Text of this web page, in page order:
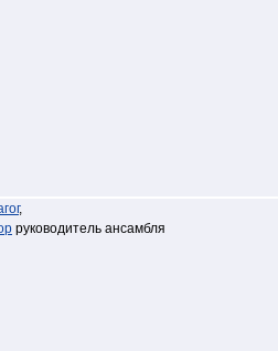
,
руководитель ансамбля